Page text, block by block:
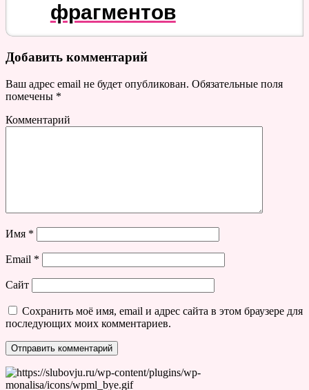
фрагментов
Добавить комментарий
Ваш адрес email не будет опубликован. Обязательные поля
помечены *
Комментарий
Имя *
Email *
Сайт
Сохранить моё имя, email и адрес сайта в этом браузере для
последующих моих комментариев.